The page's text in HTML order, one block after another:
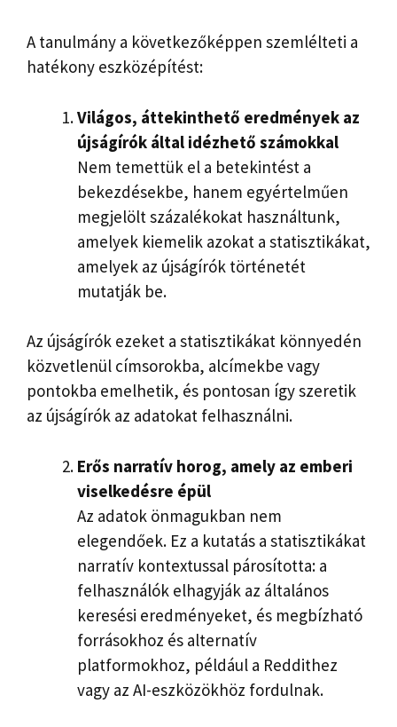
A tanulmány a következőképpen szemlélteti a
hatékony eszközépítést:
Világos, áttekinthető eredmények az
újságírók által idézhető számokkal
Nem temettük el a betekintést a
bekezdésekbe, hanem egyértelműen
megjelölt százalékokat használtunk,
amelyek kiemelik azokat a statisztikákat,
amelyek az újságírók történetét
mutatják be.
Az újságírók ezeket a statisztikákat könnyedén
közvetlenül címsorokba, alcímekbe vagy
pontokba emelhetik, és pontosan így szeretik
az újságírók az adatokat felhasználni.
Erős narratív horog, amely az emberi
viselkedésre épül
Az adatok önmagukban nem
elegendőek. Ez a kutatás a statisztikákat
narratív kontextussal párosította: a
felhasználók elhagyják az általános
keresési eredményeket, és megbízható
forrásokhoz és alternatív
platformokhoz, például a Reddithez
vagy az AI-eszközökhöz fordulnak.